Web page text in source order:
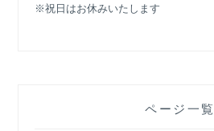
※祝日はお休みいたします
ページ一覧